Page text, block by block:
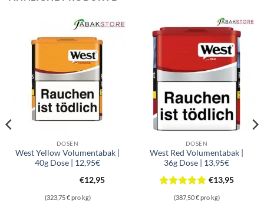
DOSEN
West Yellow Volumentabak |
40g Dose | 12,95€
€12,95
(323,75 € pro kg)
DOSEN
West Red Volumentabak |
36g Dose | 13,95€
Bewertet
mit
von
€13,95
(387,50 € pro kg)